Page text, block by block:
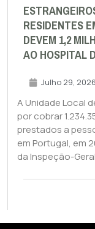
RESIDENTES
DEVEM 1,2
AO HOSPITAL
Julho 29, 2026
A Unidade Local
por cobrar
prestados a
em Portugal, em
da Inspeção-